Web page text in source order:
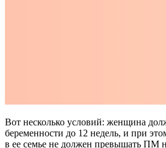
Вот несколько условий: женщина
беременности до 12 недель, и при
в ее семье не должен превышать ПМ